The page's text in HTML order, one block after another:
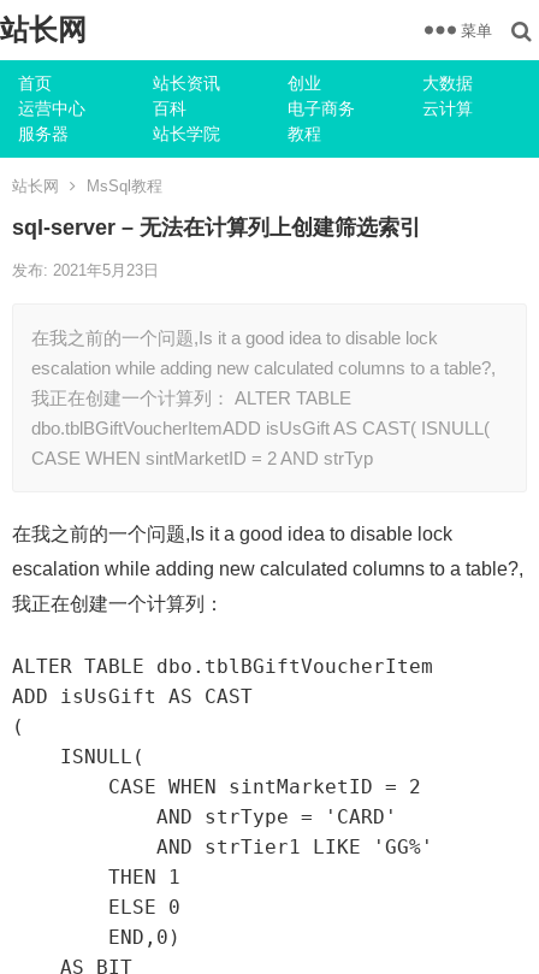
站长网
首页 站长资讯 创业
大数据
运营中心
百科 电子商务
云计算
服务器
站长学院 教程
菜单
站长网 MsSql教程
sql-server – 无法在计算列上创建筛选索引
发布: 2021年5月23日
在我之前的一个问题,Is it a good idea to disable lock
escalation while adding new calculated columns to a table?,
我正在创建一个计算列： ALTER TABLE
dbo.tblBGiftVoucherItemADD isUsGift AS CAST( ISNULL(
CASE WHEN sintMarketID = 2 AND strTyp
在我之前的一个问题,Is it a good idea to disable lock
escalation while adding new calculated columns to a table?,
我正在创建一个计算列：
ALTER TABLE dbo.tblBGiftVoucherItem
ADD isUsGift AS CAST
(